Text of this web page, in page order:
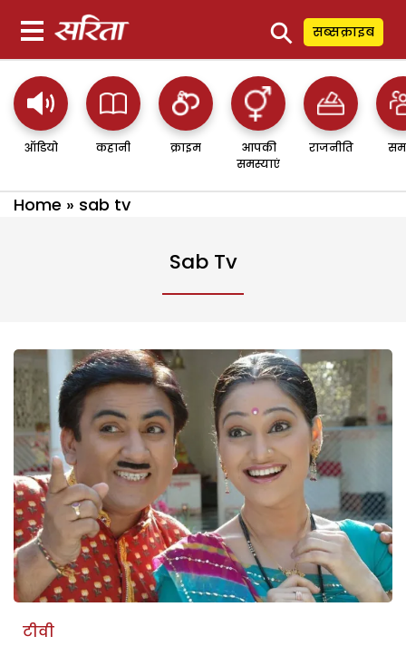
⚲ सब्सक्राइब
ऑडियो कहानी क्राइम
आपकी
समस्याएं
राजनीति
Home » sab tv
Sab Tv
टीवी